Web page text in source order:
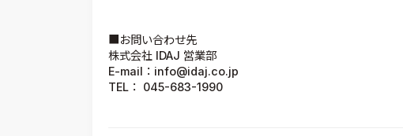
■お問い合わせ先
株式会社 IDAJ 営業部
E-mail：info@idaj.co.jp
TEL： 045-683-1990